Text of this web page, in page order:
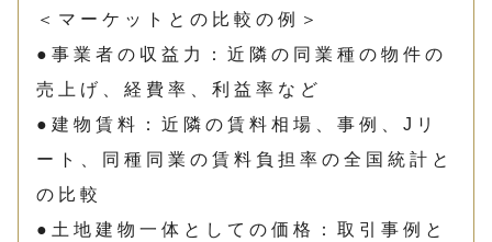
＜マーケットとの比較の例＞
●事業者の収益力：近隣の同業種の物件の
売上げ、経費率、利益率など
●建物賃料：近隣の賃料相場、事例、Jリ
ート、同種同業の賃料負担率の全国統計と
の比較
●土地建物一体としての価格：取引事例と